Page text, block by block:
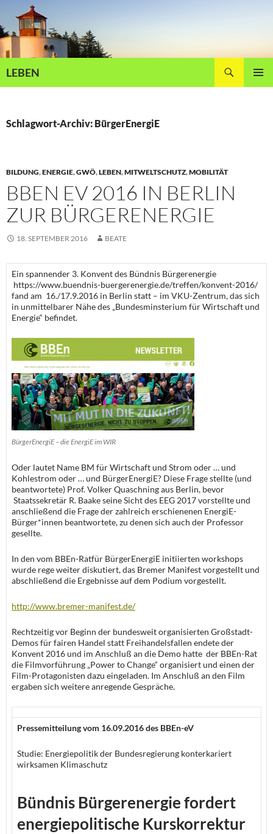
Inhalt
springen
LEBEN
Schlagwort-Archiv: BürgerEnergiE
BILDUNG,ENERGIE,GWÖ,LEBEN,MITWELTSCHUTZ,MOBILITÄT
BBEN EV 2016 IN BERLIN
ZUR BÜRGERENERGIE
18. SEPTEMBER 2016 BEATE
Ein spannender 3. Konvent des Bündnis Bürgerenergie
https://www.buendnis-buergerenergie.de/treffen/konvent-2016/
fand am 16./17.9.2016 in Berlin statt – im VKU-Zentrum, das sich
in unmittelbarer Nähe des „Bundesminsterium für Wirtschaft und
Energie“ befindet.
BürgerEnergiE – die EnergiE im WIR
Oder lautet Name BM für Wirtschaft und Strom oder … und
Kohlestrom oder … und BürgerEnergiE? Diese Frage stellte (und
beantwortete) Prof. Volker Quaschning aus Berlin, bevor
Staatssekretär R. Baake seine Sicht des EEG 2017 vorstellte und
anschließend die Frage der zahlreich erschienenen EnergiE-
Bürger*innen beantwortete, zu denen sich auch der Professor
gesellte.
In den vom BBEn-Ratfür BürgerEnergiE initiierten workshops
wurde rege weiter diskutiert, das Bremer Manifest vorgestellt und
abschließend die Ergebnisse auf dem Podium vorgestellt.
http://www.bremer-manifest.de/
Rechtzeitig vor Beginn der bundesweit organisierten Großstadt-
Demos für fairen Handel statt Freihandelsfallen endete der
Konvent 2016 und im Anschluß an die Demo hatte der BBEn-Rat
die Filmvorführung „Power to Change“ organisiert und einen der
Film-Protagonisten dazu eingeladen. Im Anschluß an den Film
ergaben sich weitere anregende Gespräche.
Pressemitteilung vom 16.09.2016 des BBEn-eV
Studie: Energiepolitik der Bundesregierung konterkariert
wirksamen Klimaschutz
Bündnis Bürgerenergie fordert
energiepolitische Kurskorrektur